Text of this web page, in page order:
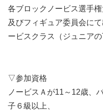
各ブロックノービス選手
及びフィギュア委員会に
ービスクラス（ジュニア
▽参加資格
ノービスＡが11～12歳、
子６級以上、